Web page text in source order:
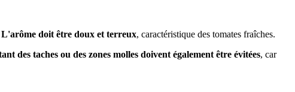
L'arôme doit être doux et terreux, caractéristique des tomates fraîches.
des taches ou des zones molles doivent également être évitées, car